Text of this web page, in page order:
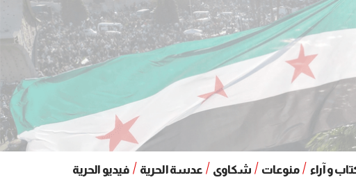
و آراء منوعات شكاوى عدسة الحرية
فيديو الحرية